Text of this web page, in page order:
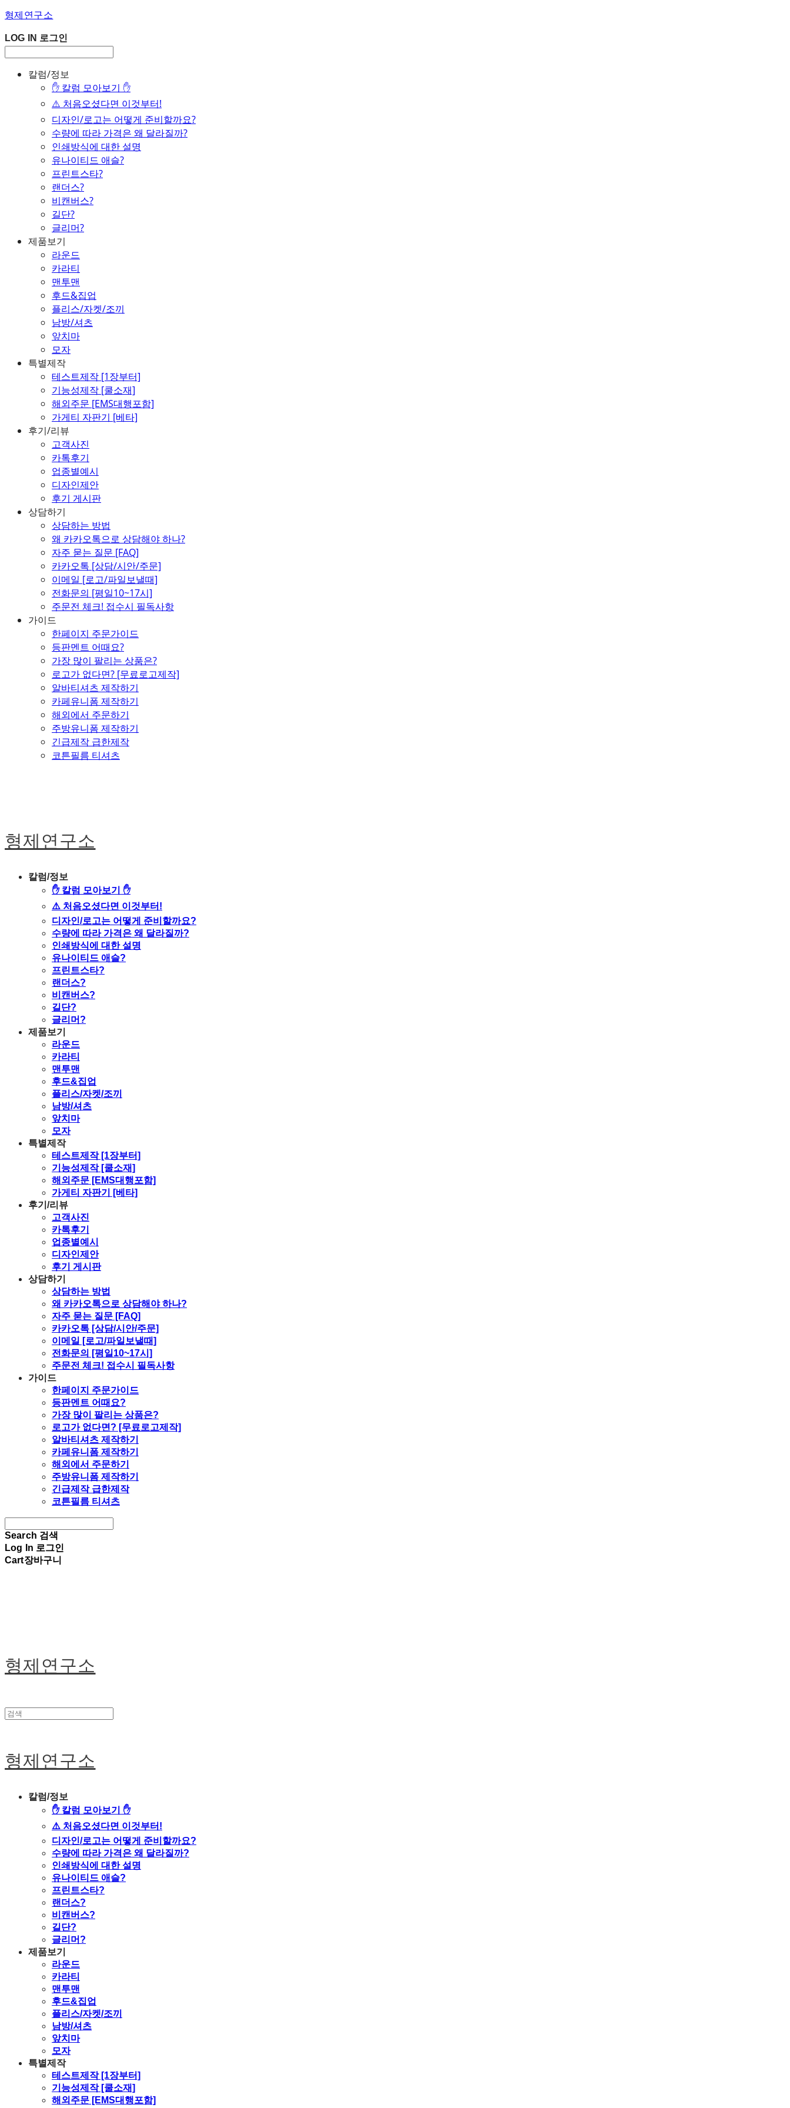
형제연구소
LOG IN 로그인
칼럼/정보
✋ 칼럼 모아보기 ✋
⚠️ 처음오셨다면 이것부터!
디자인/로고는 어떻게 준비할까요?
수량에 따라 가격은 왜 달라질까?
인쇄방식에 대한 설명
유나이티드 애슬?
프린트스타?
랜더스?
비캔버스?
길단?
글리머?
제품보기
라운드
카라티
맨투맨
후드&집업
플리스/자켓/조끼
남방/셔츠
앞치마
모자
특별제작
테스트제작 [1장부터]
기능성제작 [쿨소재]
해외주문 [EMS대행포함]
가게티 자판기 [베타]
후기/리뷰
고객사진
카톡후기
업종별예시
디자인제안
후기 게시판
상담하기
상담하는 방법
왜 카카오톡으로 상담해야 하나?
자주 묻는 질문 [FAQ]
카카오톡 [상담/시안/주문]
이메일 [로고/파일보낼때]
전화문의 [평일10~17시]
주문전 체크! 접수시 필독사항
가이드
한페이지 주문가이드
등판멘트 어때요?
가장 많이 팔리는 상품은?
로고가 없다면? [무료로고제작]
알바티셔츠 제작하기
카페유니폼 제작하기
해외에서 주문하기
주방유니폼 제작하기
긴급제작 급한제작
코튼필름 티셔츠
형제연구소
칼럼/정보
✋ 칼럼 모아보기 ✋
⚠️ 처음오셨다면 이것부터!
디자인/로고는 어떻게 준비할까요?
수량에 따라 가격은 왜 달라질까?
인쇄방식에 대한 설명
유나이티드 애슬?
프린트스타?
랜더스?
비캔버스?
길단?
글리머?
제품보기
라운드
카라티
맨투맨
후드&집업
플리스/자켓/조끼
남방/셔츠
앞치마
모자
특별제작
테스트제작 [1장부터]
기능성제작 [쿨소재]
해외주문 [EMS대행포함]
가게티 자판기 [베타]
후기/리뷰
고객사진
카톡후기
업종별예시
디자인제안
후기 게시판
상담하기
상담하는 방법
왜 카카오톡으로 상담해야 하나?
자주 묻는 질문 [FAQ]
카카오톡 [상담/시안/주문]
이메일 [로고/파일보낼때]
전화문의 [평일10~17시]
주문전 체크! 접수시 필독사항
가이드
한페이지 주문가이드
등판멘트 어때요?
가장 많이 팔리는 상품은?
로고가 없다면? [무료로고제작]
알바티셔츠 제작하기
카페유니폼 제작하기
해외에서 주문하기
주방유니폼 제작하기
긴급제작 급한제작
코튼필름 티셔츠
Search 검색
Log In 로그인
Cart장바구니
형제연구소
형제연구소
칼럼/정보
✋ 칼럼 모아보기 ✋
⚠️ 처음오셨다면 이것부터!
디자인/로고는 어떻게 준비할까요?
수량에 따라 가격은 왜 달라질까?
인쇄방식에 대한 설명
유나이티드 애슬?
프린트스타?
랜더스?
비캔버스?
길단?
글리머?
제품보기
라운드
카라티
맨투맨
후드&집업
플리스/자켓/조끼
남방/셔츠
앞치마
모자
특별제작
테스트제작 [1장부터]
기능성제작 [쿨소재]
해외주문 [EMS대행포함]